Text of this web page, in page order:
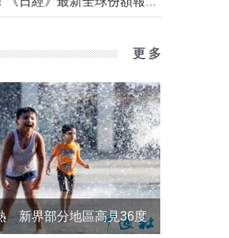
更 多
新界部分地區高見36度